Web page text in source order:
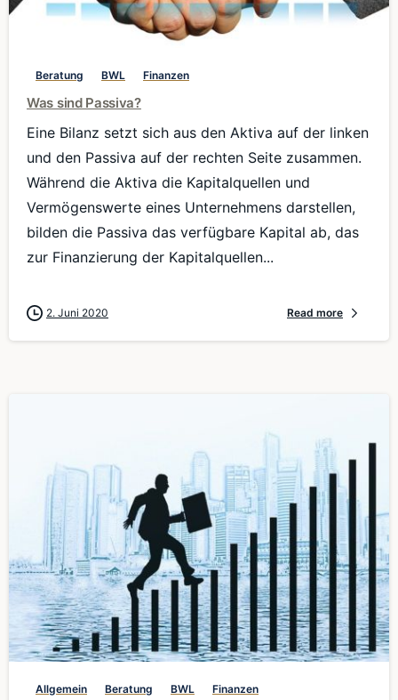
0
Beratung BWL Finanzen
Was sind Passiva?
Eine Bilanz setzt sich aus den Aktiva auf der linken
und den Passiva auf der rechten Seite zusammen.
Während die Aktiva die Kapitalquellen und
Vermögenswerte eines Unternehmens darstellen,
bilden die Passiva das verfügbare Kapital ab, das
zur Finanzierung der Kapitalquellen...
2. Juni 2020 Read more
0
Allgemein Beratung BWL
Finanzen